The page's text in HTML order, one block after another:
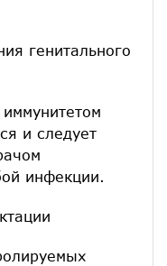
генитального
и следует
инфекции.